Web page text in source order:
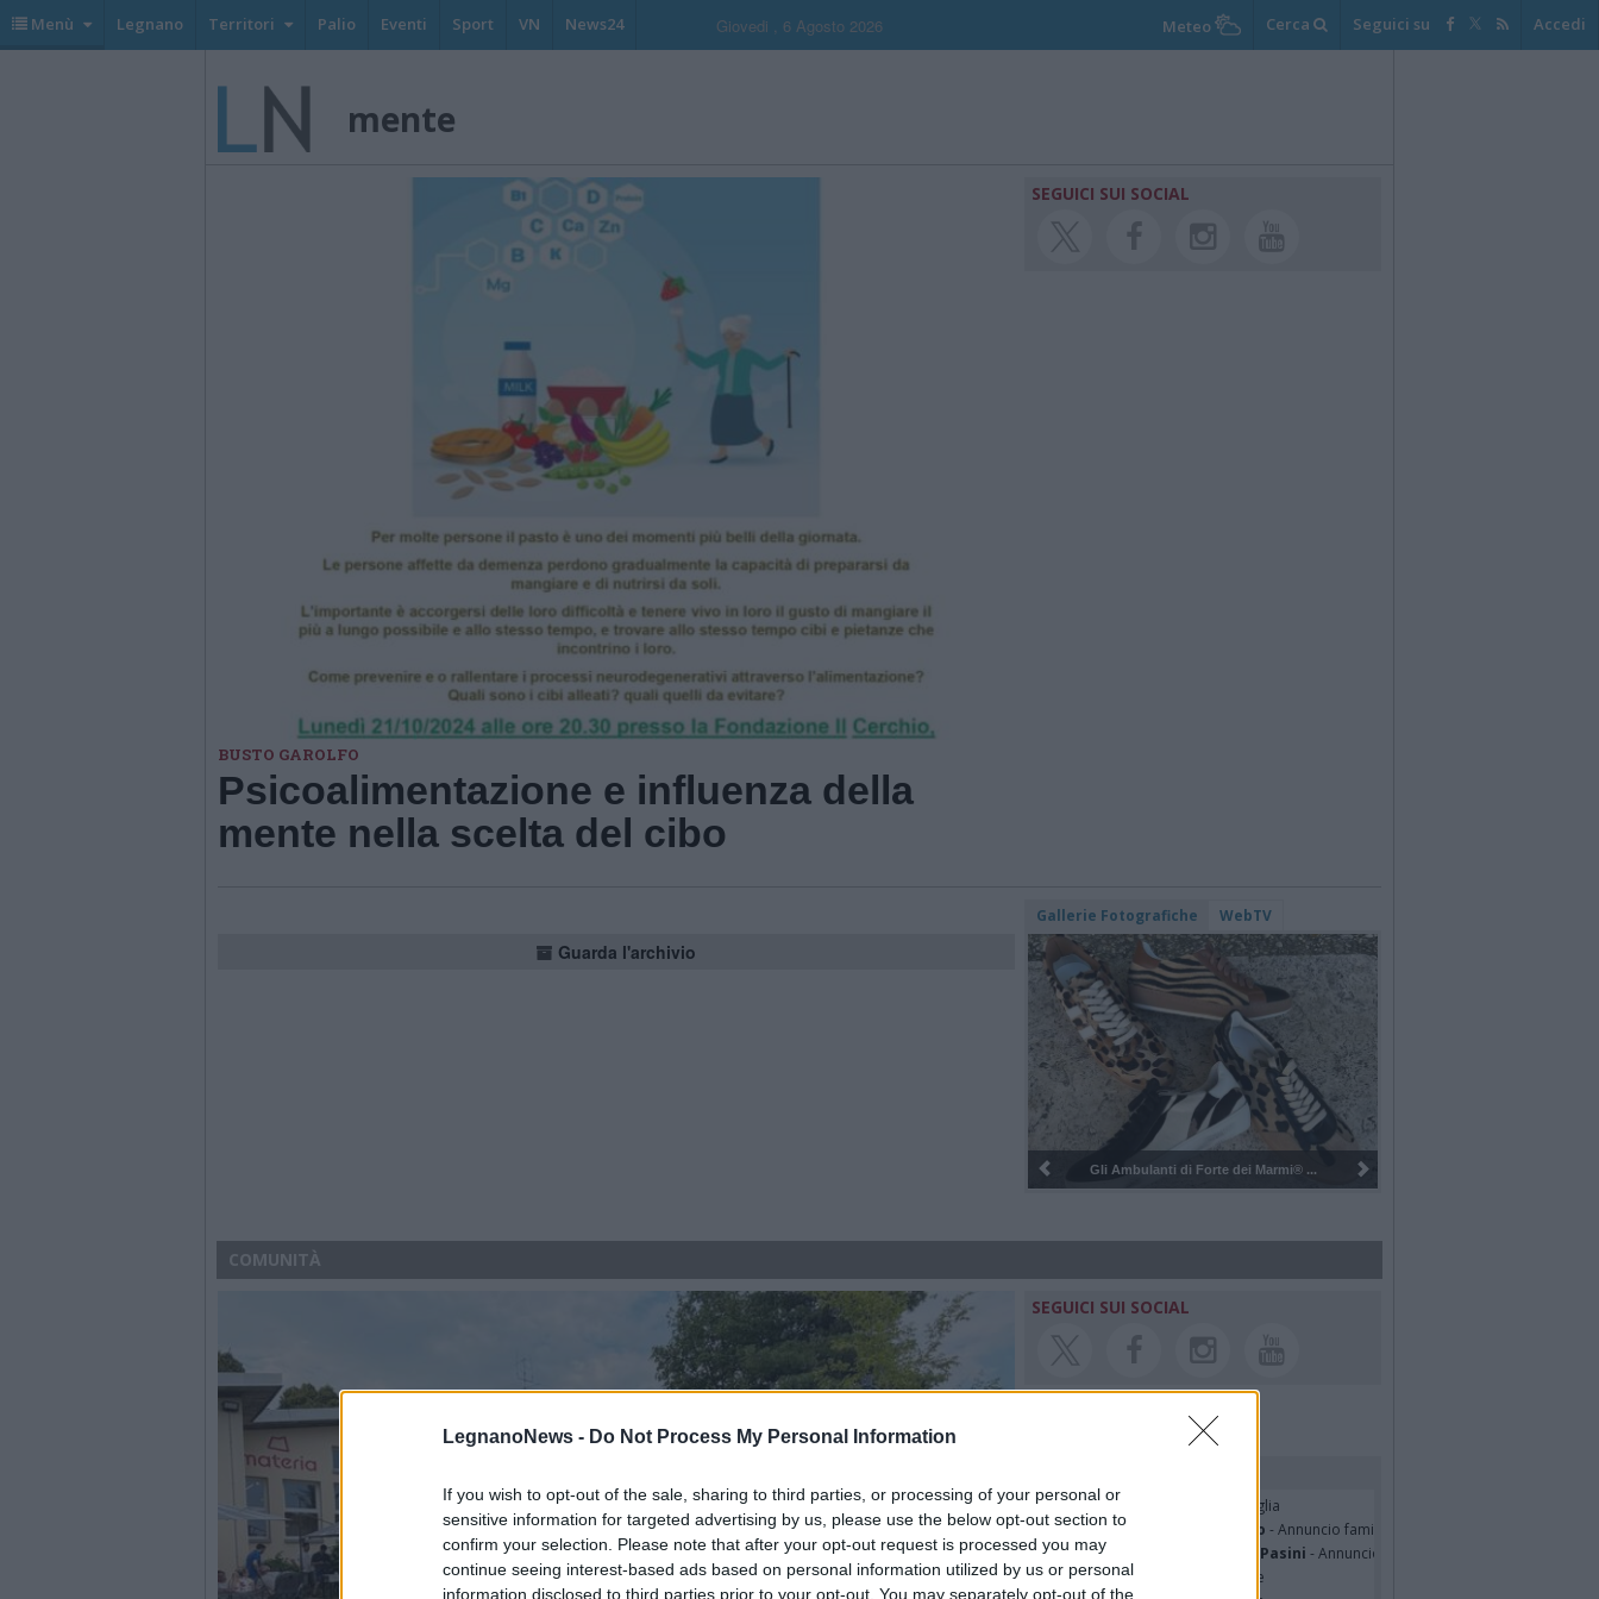
LegnanoNews - Do Not Process My Personal Information
If you wish to opt-out of the sale, sharing to third parties, or processing of your personal or
sensitive information for targeted advertising by us, please use the below opt-out section to
confirm your selection. Please note that after your opt-out request is processed you may
continue seeing interest-based ads based on personal information utilized by us or personal
information disclosed to third parties prior to your opt-out. You may separately opt-out of the
Menù Legnano Territori Palio Eventi Sport VN News24 Giovedi , 6 Agosto 2026 Meteo Cerca Seguici su Accedi
mente
BUSTO GAROLFO
Psicoalimentazione e influenza della
mente nella scelta del cibo
SEGUICI SUI SOCIAL
Guarda l'archivio
Gallerie Fotografiche WebTV
Gli Ambulanti di Forte dei Marmi® ... Pulizia del bosco del Rugareto a ...
COMUNITÀ
SEGUICI SUI SOCIAL
Achille Mazzini
- Annuncio famiglia
Teresa Squicciarini ved. Greco - Annuncio famiglia
Clementina Martinenghi ved. Pasini - Annuncio famiglia
Riccardo Basile
- Partecipazione